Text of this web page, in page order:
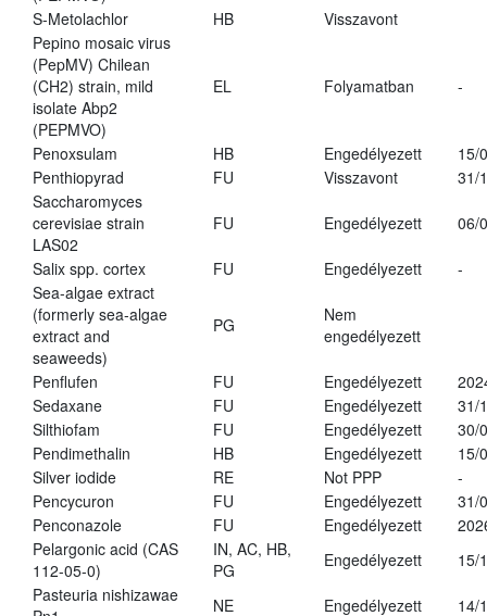
S-Metolachlor HB
Visszavont
Pepino mosaic virus
(PepMV) Chilean
(CH2) strain, mild
isolate Abp2
(PEPMVO)
EL Folyamatban -
Penoxsulam HB Engedélyezett
15/
Penthiopyrad
FU Visszavont
31/
Saccharomyces
cerevisiae strain
LAS02
FU Engedélyezett 06/
Salix spp. cortex FU Engedélyezett
-
Sea-algae extract
(formerly sea-algae
extract and
seaweeds)
PG
Nem
engedélyezett
Penflufen FU Engedélyezett
Sedaxane
FU Engedélyezett
31/
Silthiofam
FU Engedélyezett
30/
Pendimethalin
HB Engedélyezett
15/
Silver iodide
RE Not PPP
-
Pencycuron
FU Engedélyezett
31/
Penconazole
FU Engedélyezett
Pelargonic acid (CAS
112-05-0)
IN, AC, HB,
PG
Engedélyezett
15/
Pasteuria nishizawae
NE Engedélyezett
14/